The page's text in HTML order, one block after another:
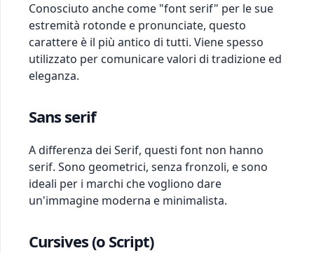
Conosciuto anche come "font serif" per le sue
estremità rotonde e pronunciate, questo
carattere è il più antico di tutti. Viene spesso
utilizzato per comunicare valori di tradizione ed
eleganza.
Sans serif
A differenza dei Serif, questi font non hanno
serif. Sono geometrici, senza fronzoli, e sono
ideali per i marchi che vogliono dare
un'immagine moderna e minimalista.
Cursives (o Script)